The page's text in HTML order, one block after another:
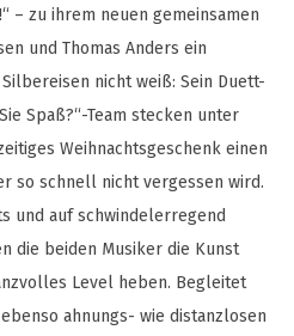
– zu ihrem neuen gemeinsamen
und Thomas Anders ein
nicht weiß: Sein Duett-
Spaß?“-Team stecken unter
Weihnachtsgeschenk einen
so schnell nicht vergessen wird.
und auf schwindelerregend
die beiden Musiker die Kunst
Level heben. Begleitet
ahnungs- wie distanzlosen